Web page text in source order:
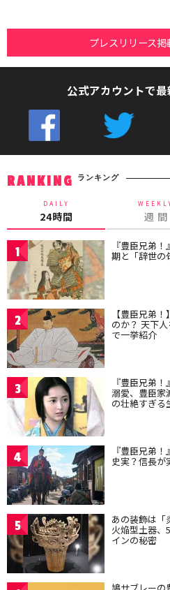
プレスリリース掲
公式アカウントで最
RANKING ランキング
DAILY
24時間 週 間
1 『豊臣兄弟
期と「辞世
2 【豊臣兄弟
のか？ 天下
で一挙紹介
3 『豊臣兄弟
溺愛、豊臣家
の壮絶すぎる
4 『豊臣兄弟
史実？信長
5 あの装飾は「
火焔型土器、
インの秘密